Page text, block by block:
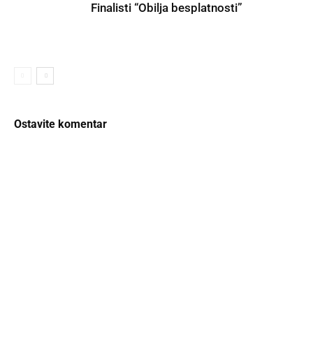
Finalisti “Obilja besplatnosti”
Ostavite komentar